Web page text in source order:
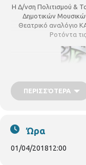
Η Δ/νση Πολιτισμού &
Δημοτικών
Θεατρικό αναλόγιο
Ροτόντα
ΠΕΡΙΣΣΌΤΕΡΑ
Ώρα
01/04/201812:00